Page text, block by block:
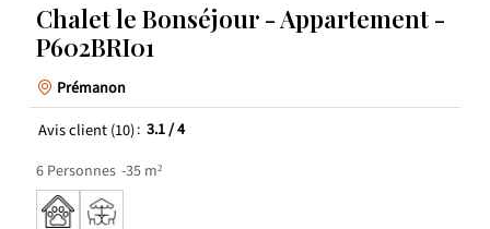
Chalet le Bonséjour - Appartement -
P602BRI01
Prémanon
Avis client(10) 3.1/ 4
6 Personnes 35 m²